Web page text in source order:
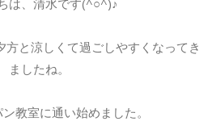
は、清水です(^○^)♪
と涼しくて過ごしやすくなってき
ましたね。
教室に通い始めました。